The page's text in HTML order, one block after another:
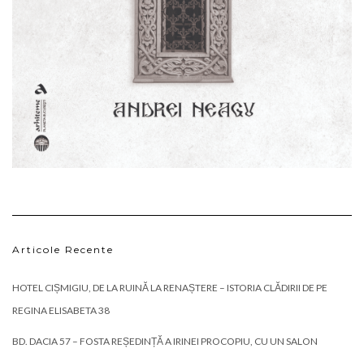
Articole Recente
HOTEL CIȘMIGIU, DE LA RUINĂ LA RENAȘTERE – ISTORIA CLĂDIRII DE PE
REGINA ELISABETA 38
BD. DACIA 57 – FOSTA REȘEDINȚĂ A IRINEI PROCOPIU, CU UN SALON